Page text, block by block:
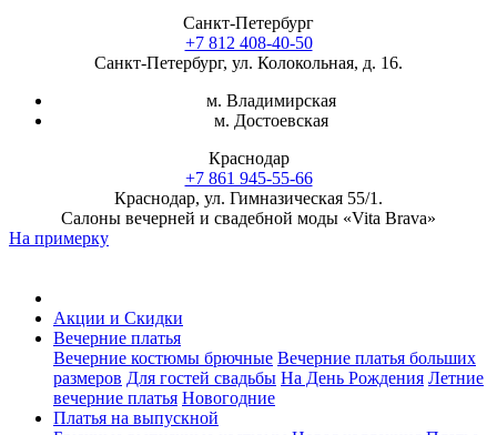
Санкт-Петербург
+7 812 408-40-50
Санкт-Петербург, ул. Колокольная, д. 16.
м. Владимирская
м. Достоевская
Краснодар
+7 861 945-55-66
Краснодар, ул. Гимназическая 55/1.
Салоны вечерней и свадебной моды «Vita Brava»
На примерку
Акции и Скидки
Вечерние платья
Вечерние костюмы брючные Вечерние платья больших
размеров Для гостей свадьбы На День Рождения Летние
вечерние платья Новогодние
Платья на выпускной